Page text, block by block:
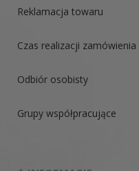
Reklamacja towaru
Czas realizacji zamówienia
Odbiór osobisty
Grupy współpracujące